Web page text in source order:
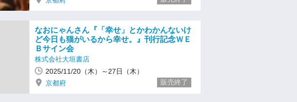
なおにゃんさん『「幸せ」とかわかんないけ
ど今日も猫がいるから幸せ。』刊行記念ＷＥ
Ｂサイン会
株式会社大垣書店
2025/11/20（木）～27日（木）
京都府
販売終了